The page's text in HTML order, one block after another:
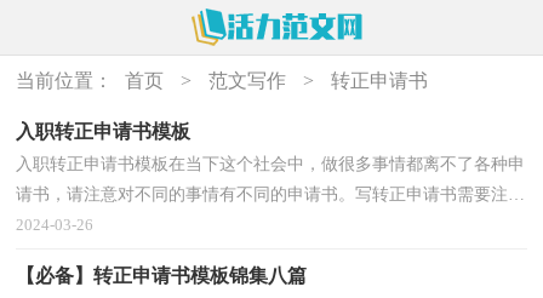
当前位置： 首页 > 范文写作 > 转正申请书
入职转正申请书模板
入职转正申请书模板在当下这个社会中，做很多事情都离不了各种申
请书，请注意对不同的事情有不同的申请书。写转正申请书需要注意
哪些问题呢？以下是小编帮大家整理的入职转正申请...
2024-03-26
【必备】转正申请书模板锦集八篇